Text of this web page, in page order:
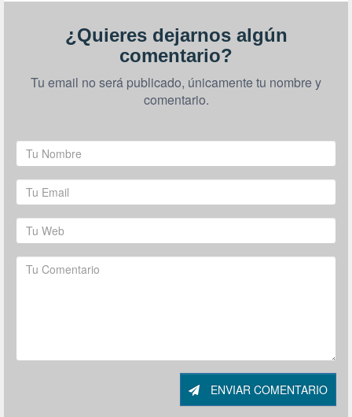
¿Quieres dejarnos algún
comentario?
Tu email no será publicado, únicamente tu nombre y
comentario.
ENVIAR COMENTARIO